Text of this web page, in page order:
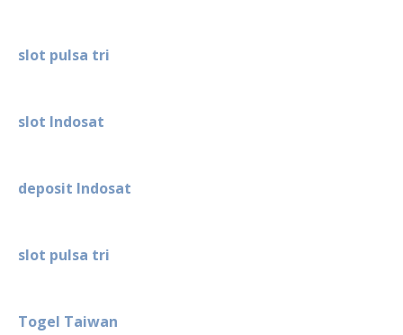
slot pulsa tri
slot Indosat
deposit Indosat
slot pulsa tri
Togel Taiwan